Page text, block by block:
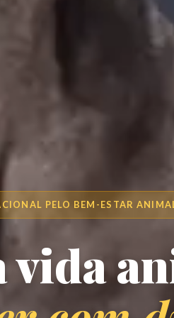
PELO BEM-ESTAR
vida